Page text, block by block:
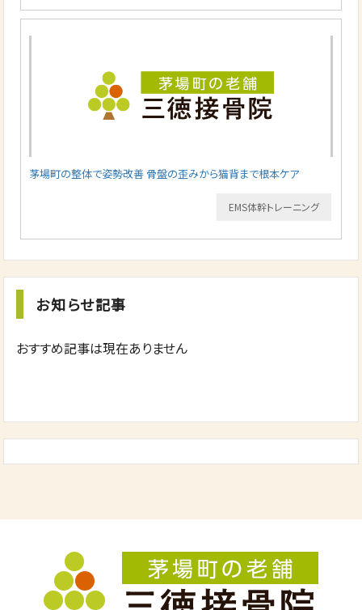
茅場町の整体で姿勢改善 骨盤の歪みから猫背まで根本ケア
EMS体幹トレーニング
お知らせ記事
おすすめ記事は現在ありません